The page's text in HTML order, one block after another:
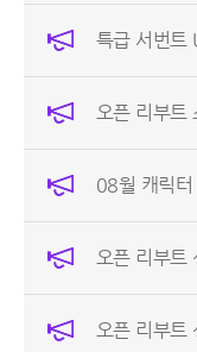
특급 서번트
오픈 리부트
08월 캐릭터
오픈 리부트
오픈 리부트